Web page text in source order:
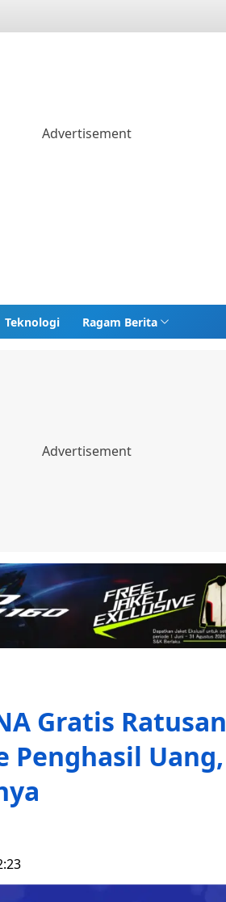
Teknologi Ragam Berita
Gratis Ratusan
Penghasil Uang,